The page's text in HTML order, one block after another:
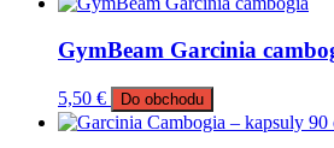
GymBeam Garcinia
5,50 € Do obchodu